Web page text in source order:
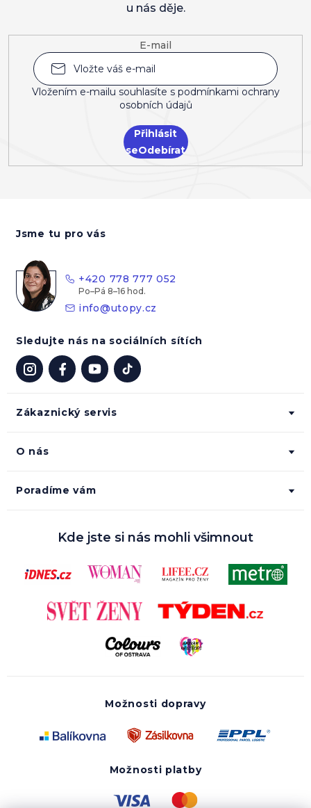
E-mail
Vložením e-mailu souhlasíte s podmínkami ochrany
osobních údajů
Přihlásit
se
u nás děje.
Zákaznický servis
O nás
Poradíme vám
Jsme tu pro vás
+420 778 777 052
info@utopy.cz
Sledujte nás na sociálních sítích
Kde jste si nás mohli všimnout
Možnosti dopravy
Možnosti platby